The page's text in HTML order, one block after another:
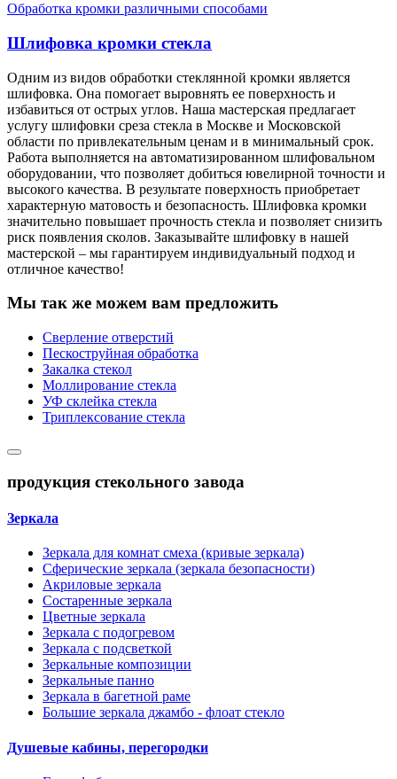
Обработка кромки различными способами
Шлифовка кромки стекла
Одним из видов обработки стеклянной кромки является
шлифовка. Она помогает выровнять ее поверхность и
избавиться от острых углов. Наша мастерская предлагает
услугу шлифовки среза стекла в Москве и Московской
области по привлекательным ценам и в минимальный срок.
Работа выполняется на автоматизированном шлифовальном
оборудовании, что позволяет добиться ювелирной точности и
высокого качества. В результате поверхность приобретает
характерную матовость и безопасность. Шлифовка кромки
значительно повышает прочность стекла и позволяет снизить
риск появления сколов. Заказывайте шлифовку в нашей
мастерской – мы гарантируем индивидуальный подход и
отличное качество!
Мы так же можем вам предложить
Сверление отверстий
Пескоструйная обработка
Закалка стекол
Моллирование стекла
УФ склейка стекла
Триплексование стекла
продукция стекольного завода
Зеркала
Зеркала для комнат смеха (кривые зеркала)
Сферические зеркала (зеркала безопасности)
Акриловые зеркала
Состаренные зеркала
Цветные зеркала
Зеркала с подогревом
Зеркала с подсветкой
Зеркальные композиции
Зеркальные панно
Зеркала в багетной раме
Большие зеркала джамбо - флоат стекло
Душевые кабины, перегородки